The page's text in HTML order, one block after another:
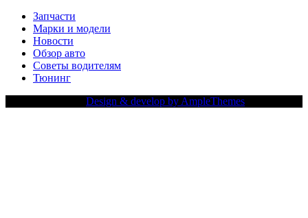
Запчасти
Марки и модели
Новости
Обзор авто
Советы водителям
Тюнинг
Design & develop by AmpleThemes